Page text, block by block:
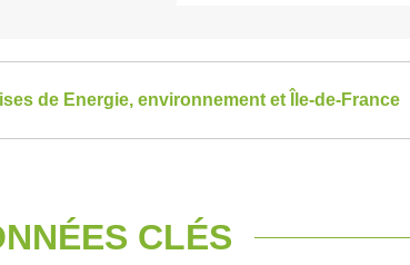
de Energie, environnement et Île-de-France
CLÉS